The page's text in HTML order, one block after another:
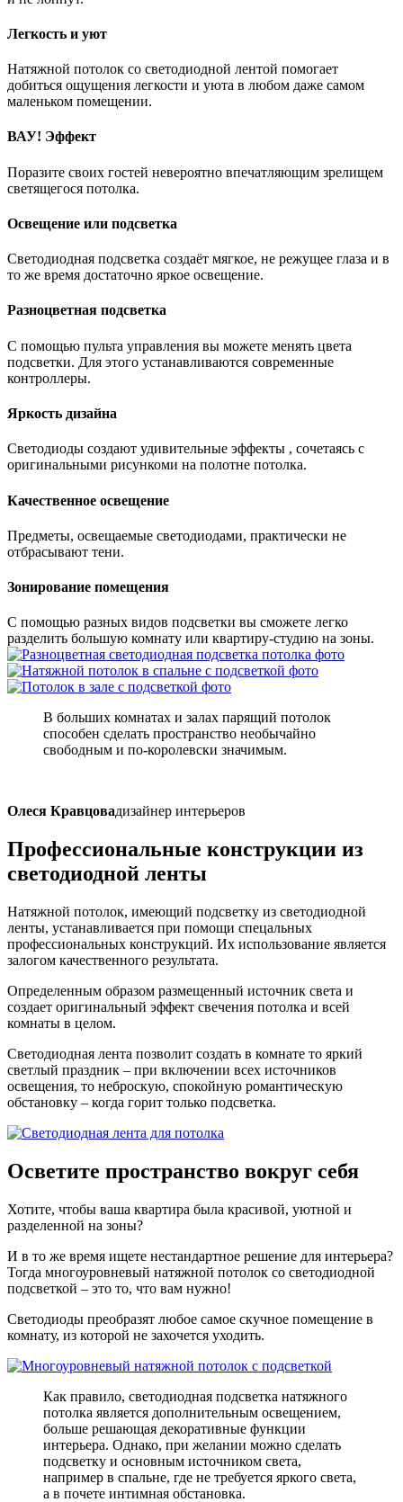
Легкость и уют
Натяжной потолок со светодиодной лентой помогает
добиться ощущения легкости и уюта в любом даже самом
маленьком помещении.
ВАУ! Эффект
Поразите своих гостей невероятно впечатляющим зрелищем
светящегося потолка.
Освещение или подсветка
Светодиодная подсветка создаёт мягкое, не режущее глаза и в
то же время достаточно яркое освещение.
Разноцветная подсветка
С помощью пульта управления вы можете менять цвета
подсветки. Для этого устанавливаются современные
контроллеры.
Яркость дизайна
Светодиоды создают удивительные эффекты , сочетаясь с
оригинальными рисункоми на полотне потолка.
Качественное освещение
Предметы, освещаемые светодиодами, практически не
отбрасывают тени.
Зонирование помещения
С помощью разных видов подсветки вы сможете легко
разделить большую комнату или квартиру-студию на зоны.
В больших комнатах и залах парящий потолок
способен сделать пространство необычайно
свободным и по-королевски значимым.
Олеся Кравцовадизайнер интерьеров
Профессиональные конструкции из
светодиодной ленты
Натяжной потолок, имеющий подсветку из светодиодной
ленты, устанавливается при помощи спецальных
профессиональных конструкций. Их использование является
залогом качественного результата.
Определенным образом размещенный источник света и
создает оригинальный эффект свечения потолка и всей
комнаты в целом.
Светодиодная лента позволит создать в комнате то яркий
светлый праздник – при включении всех источников
освещения, то неброскую, спокойную романтическую
обстановку – когда горит только подсветка.
Осветите пространство вокруг себя
Хотите, чтобы ваша квартира была красивой, уютной и
разделенной на зоны?
И в то же время ищете нестандартное решение для интерьера?
Тогда многоуровневый натяжной потолок со светодиодной
подсветкой – это то, что вам нужно!
Светодиоды преобразят любое самое скучное помещение в
комнату, из которой не захочется уходить.
Как правило, светодиодная подсветка натяжного
потолка является дополнительным освещением,
больше решающая декоративные функции
интерьера. Однако, при желании можно сделать
подсветку и основным источником света,
например в спальне, где не требуется яркого света,
а в почете интимная обстановка.